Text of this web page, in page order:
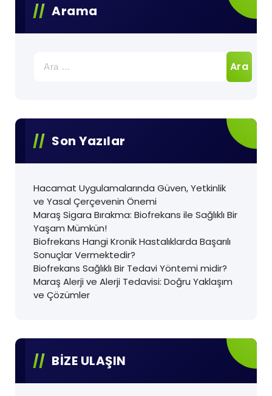
Arama
Son Yazılar
Hacamat Uygulamalarında Güven, Yetkinlik
ve Yasal Çerçevenin Önemi
Maraş Sigara Bırakma: Biofrekans ile Sağlıklı Bir
Yaşam Mümkün!
Biofrekans Hangi Kronik Hastalıklarda Başarılı
Sonuçlar Vermektedir?
Biofrekans Sağlıklı Bir Tedavi Yöntemi midir?
Maraş Alerji ve Alerji Tedavisi: Doğru Yaklaşım
ve Çözümler
BİZE ULAŞIN